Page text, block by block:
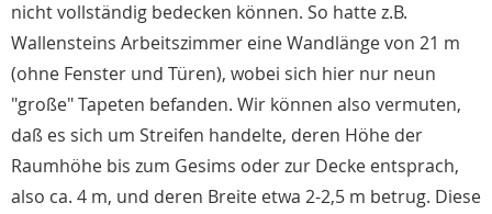
nicht vollständig bedecken können. So hatte z.B.
Wallensteins Arbeitszimmer eine Wandlänge von 21 m
(ohne Fenster und Türen), wobei sich hier nur neun
"große" Tapeten befanden. Wir können also vermuten,
daß es sich um Streifen handelte, deren Höhe der
Raumhöhe bis zum Gesims oder zur Decke entsprach,
also ca. 4 m, und deren Breite etwa 2-2,5 m betrug. Diese